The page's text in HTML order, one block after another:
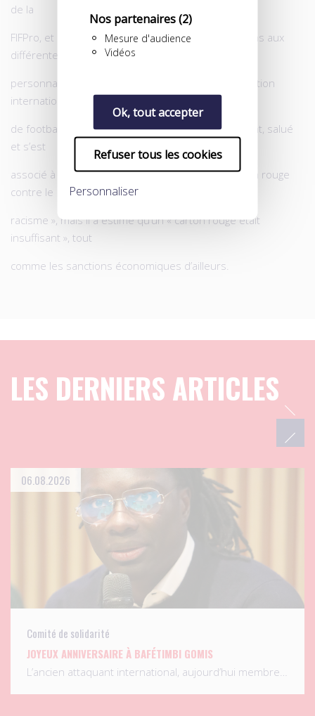
Nos partenaires(2)
Mesure d'audience
Vidéos
Ok, tout accepter
Refuser tous les cookies
Personnaliser
de la
FIFPro, et qui n’ont pas hésité à poser des questions aux
différentes
personnalités présentes, le président de la Fédération
internationale
de football, Joseph Sepp Blatter, a, bien évidemment, salué
et s’est
associé à cette initiative, intitulée « Montre le carton rouge
contre le
racisme », mais il a estimé qu’un « carton rouge était
insuffisant », tout
comme les sanctions économiques d’ailleurs.
LES DERNIERS ARTICLES
06.08.2026
Comité de solidarité
JOYEUX ANNIVERSAIRE À BAFÉTIMBI GOMIS
L’ancien attaquant international, aujourd’hui membre…